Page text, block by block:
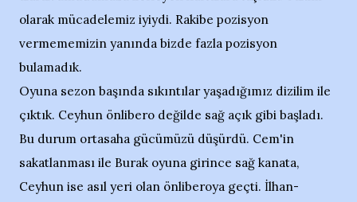
olarak mücadelemiz iyiydi. Rakibe pozisyon
vermememizin yanında bizde fazla pozisyon
bulamadık.
Oyuna sezon başında sıkıntılar yaşadığımız dizilim ile
çıktık. Ceyhun önlibero değilde sağ açık gibi başladı.
Bu durum ortasaha gücümüzü düşürdü. Cem'in
sakatlanması ile Burak oyuna girince sağ kanata,
Ceyhun ise asıl yeri olan önliberoya geçti. İlhan-